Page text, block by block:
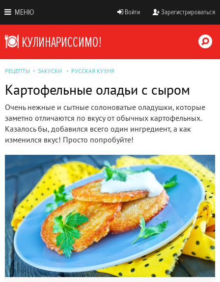
МЕНЮ Войти Зарегистрироваться
РЕЦЕПТЫ ЗАКУСКИ РУССКАЯ КУХНЯ
Картофельные оладьи с сыром
Очень нежные и сытные солоноватые оладушки, которые
заметно отличаются по вкусу от обычных картофельных.
Казалось бы, добавился всего один ингредиент, а как
изменился вкус! Просто попробуйте!